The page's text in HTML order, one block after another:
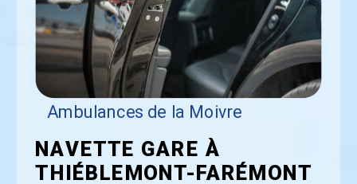
Ambulances de la Moivre
NAVETTE GARE À
THIÉBLEMONT-FARÉMONT